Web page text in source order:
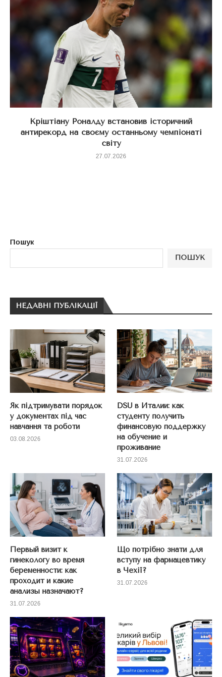
Кріштіану Роналду встановив історичний
антирекорд на своєму останньому чемпіонаті
світу
27.07.2026
Пошук
ПОШУК
НЕДАВНІ ПУБЛІКАЦІЇ
Як підтримувати порядок
у документах під час
навчання та роботи
03.08.2026
DSU в Италии: как
студенту получить
финансовую поддержку
на обучение и
проживание
31.07.2026
Первый визит к
гинекологу во время
беременности: как
проходит и какие
анализы назначают?
31.07.2026
Що потрібно знати для
вступу на фармацевтику
в Чехії?
31.07.2026